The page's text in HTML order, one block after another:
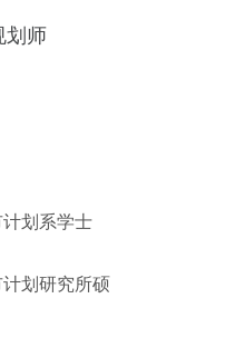
划师
划系学士
划研究所硕